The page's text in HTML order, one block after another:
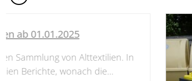
ab 01.01.2025
Sammlung von Alttextilien. In
Berichte, wonach die…